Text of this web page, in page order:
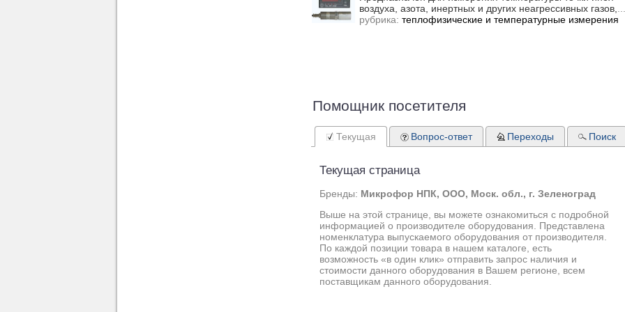
воздуха, азота, инертных и других неагрессивных газов,
рубрика: теплофизические и температурные измерения
Помощник посетителя
Текущая
Текущая страница
Бренды: Микрофор НПК, ООО, Моск. обл., г. Зеленоград
Выше на этой странице, вы можете ознакомиться с подробной
информацией о производителе оборудования. Представлена
номенклатура выпускаемого оборудования от производителя.
По каждой позиции товара в нашем каталоге, есть
возможность «в один клик» отправить запрос наличия и
стоимости данного оборудования в Вашем регионе, всем
поставщикам данного оборудования.
Вопрос-ответ Переходы Поиск